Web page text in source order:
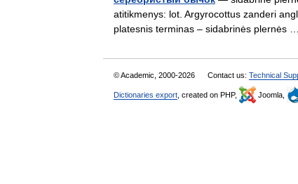
atitikmenys: lot. Argyrocottus zanderi
platesnis terminas – sidabrinės plernės
© Academic, 2000-2026 Contact us: Technical
Dictionaries export , created on PHP, Joomla,